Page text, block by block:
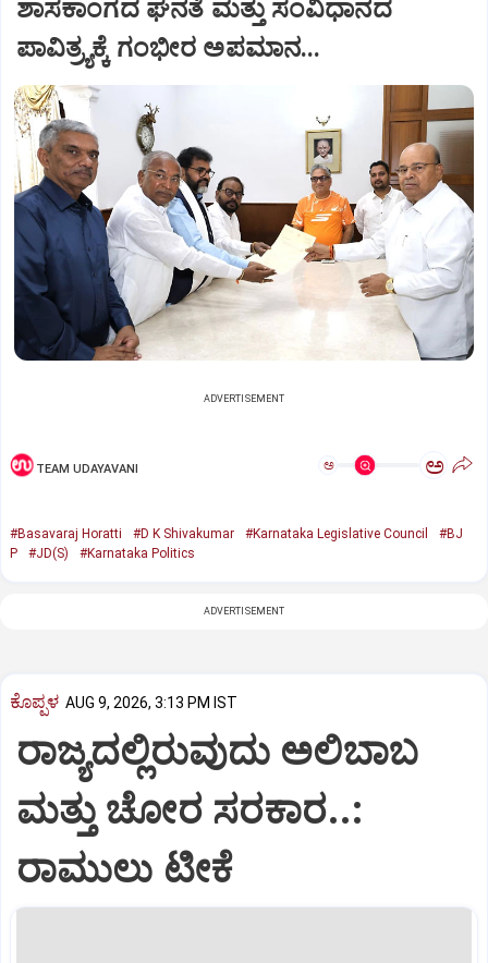
ಶಾಸಕಾಂಗದ ಘನತೆ ಮತ್ತು ಸಂವಿಧಾನದ
ಪಾವಿತ್ರ್ಯಕ್ಕೆ ಗಂಭೀರ ಅಪಮಾನ...
ADVERTISEMENT
TEAM UDAYAVANI ಅ ಅ
#Basavaraj Horatti #D K Shivakumar #Karnataka Legislative Council
#BJ
P
#JD(S) #Karnataka Politics
ADVERTISEMENT
ಕೊಪ್ಪಳ AUG 9, 2026, 3:13 PM IST
ರಾಜ್ಯದಲ್ಲಿರುವುದು ಅಲಿಬಾಬ
ಮತ್ತು ಚೋರ ಸರಕಾರ..:
ರಾಮುಲು ಟೀಕೆ